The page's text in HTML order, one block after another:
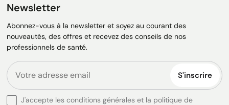
Newsletter
Abonnez-vous à la newsletter et soyez au courant des
nouveautés, des offres et recevez des conseils de nos
professionnels de santé.
S'inscrire
J'accepte les conditions générales et la politique de